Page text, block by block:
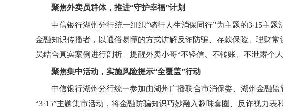
聚焦外卖员群体，推进“守护幸福”计划
中信银行湖州分行统一组织“骑行人生消保同行”为主题的3·15主
金融知识传播者，以通俗易懂的方式讲解反诈防骗、存款保险、理财
员结合真实案例进行剖析，提醒外卖小哥“不轻信、不转账、不泄露个
聚焦集中活动，实施风险提示“全覆盖”行动
中信银行湖州分行统一参加由湖州广播联合市消保委、湖州金融
“3·15”主题集市活动，将金融防骗知识巧妙融入趣味套圈、反诈视力表